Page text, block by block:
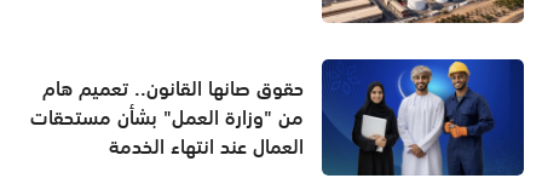
حقوق صانها القانون.. تعميم هام
من "وزارة العمل" بشأن مستحقات
العمال عند انتهاء الخدمة